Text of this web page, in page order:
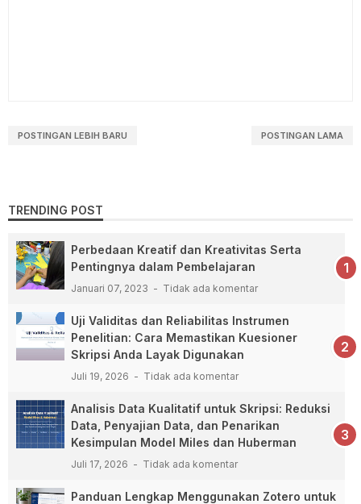
POSTINGAN LEBIH BARU POSTINGAN LAMA
TRENDING POST
Perbedaan Kreatif dan Kreativitas Serta
Pentingnya dalam Pembelajaran
Januari 07, 2023 Tidak ada komentar
Uji Validitas dan Reliabilitas Instrumen
Penelitian: Cara Memastikan Kuesioner
Skripsi Anda Layak Digunakan
Juli 19, 2026 Tidak ada komentar
Analisis Data Kualitatif untuk Skripsi: Reduksi
Data, Penyajian Data, dan Penarikan
Kesimpulan Model Miles dan Huberman
Juli 17, 2026 Tidak ada komentar
Panduan Lengkap Menggunakan Zotero untuk